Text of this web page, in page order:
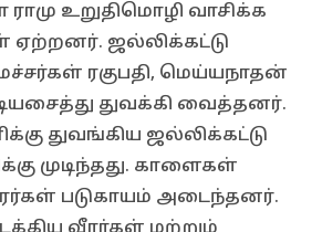
உறுதிமொழி வாசிக்க
ஜல்லிக்கட்டு
ரகுபதி, மெய்யநாதன்
துவக்கி வைத்தனர்.
துவங்கிய ஜல்லிக்கட்டு
முடிந்தது. காளைகள்
வீரர்கள் படுகாயம் அடைந்தனர்.